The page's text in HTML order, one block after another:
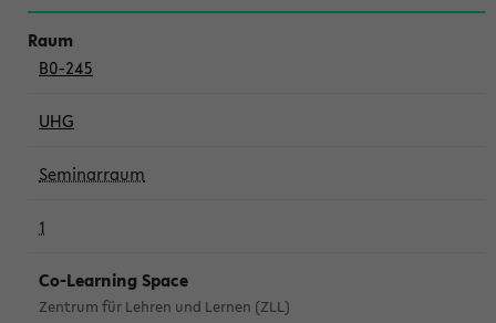
B0-245
UHG
Seminarraum
1
Co-Learning Space
Zentrum für Lehren und Lernen (ZLL)